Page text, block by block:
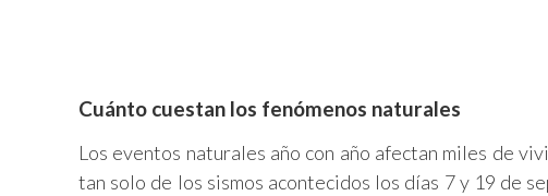
Cuánto cuestan los fenómenos naturales
Los eventos naturales año con año afectan miles de
tan solo de los sismos acontecidos los días 7 y 19 de